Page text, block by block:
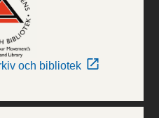
och bibliotek